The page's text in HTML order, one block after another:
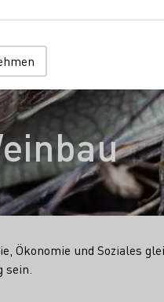
Ökonomie und Soziales